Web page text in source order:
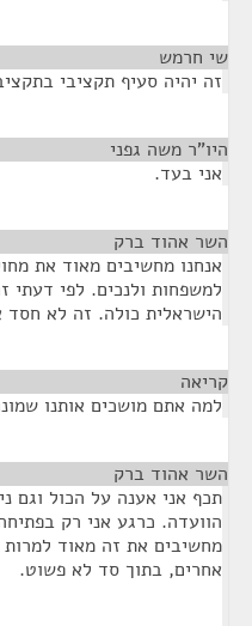
שי חרמש
זה יהיה סעיף תקציבי
היו"ר משה גפני
אני בעד.
השר אהוד ברק
אנחנו מחשיבים מאוד את
למשפחות ולנכים. לפי דעתי
הישראלית כולה. זה לא חסד
קריאה
למה אתם מושכים אותנו
השר אהוד ברק
תכף אני אענה על הכול וגם
הוועדה. כרגע אני רק
מחשיבים את זה מאוד
אחרים, בתוך סד לא פשוט.